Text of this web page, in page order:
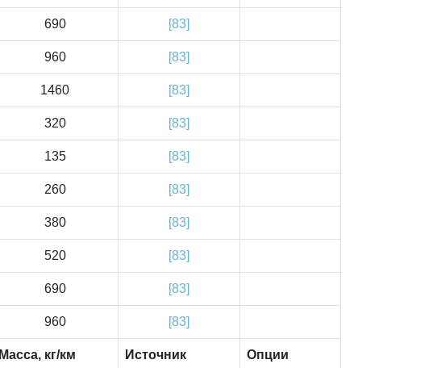
690 [83]
960 [83]
1460 [83]
320 [83]
135 [83]
260 [83]
380 [83]
520 [83]
690 [83]
960 [83]
Масса, кг/км Источник Опции